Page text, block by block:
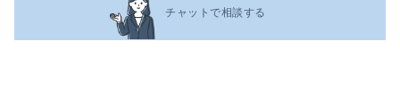
チャットで相談する